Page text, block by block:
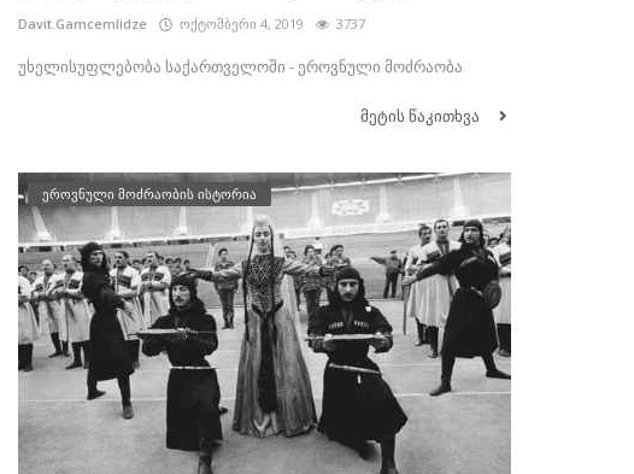
Davit.Gamcemlidze ოქტომბერი 4, 2019 3737
უხელისუფლებობა საქართველოში - ეროვნული მოძრაობა
მეტის წაკითხვა
ეროვნული მოძრაობის ისტორია